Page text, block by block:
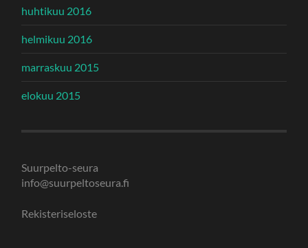
huhtikuu 2016
helmikuu 2016
marraskuu 2015
elokuu 2015
Suurpelto-seura
info@suurpeltoseura.fi
Rekisteriseloste